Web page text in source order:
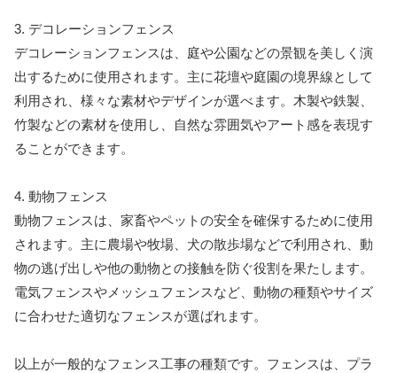
3. デコレーションフェンス
デコレーションフェンスは、庭や公園などの景観を美しく演
出するために使用されます。主に花壇や庭園の境界線として
利用され、様々な素材やデザインが選べます。木製や鉄製、
竹製などの素材を使用し、自然な雰囲気やアート感を表現す
ることができます。
4. 動物フェンス
動物フェンスは、家畜やペットの安全を確保するために使用
されます。主に農場や牧場、犬の散歩場などで利用され、動
物の逃げ出しや他の動物との接触を防ぐ役割を果たします。
電気フェンスやメッシュフェンスなど、動物の種類やサイズ
に合わせた適切なフェンスが選ばれます。
以上が一般的なフェンス工事の種類です。フェンスは、プラ